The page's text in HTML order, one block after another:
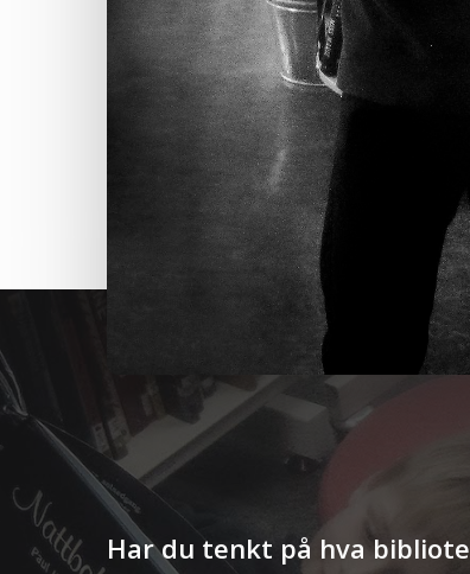
Har du tenkt på hva